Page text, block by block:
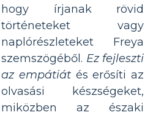
hogy írjanak rövid
történeteket vagy
naplórészleteket Freya
szemszögéből. Ez fejleszti
az empátiátés erősíti az
olvasási készségeket,
miközben az északi